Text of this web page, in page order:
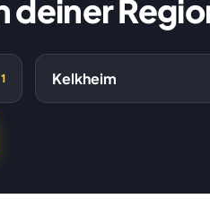
deiner
1 Kelkheim